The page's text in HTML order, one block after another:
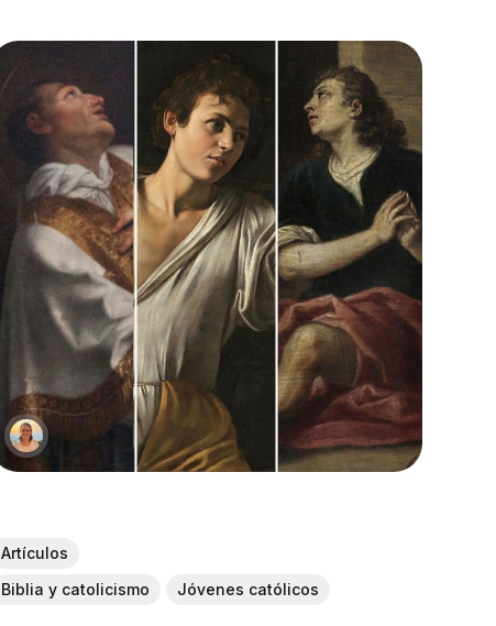
Artículos
Biblia y catolicismo
Jóvenes católicos